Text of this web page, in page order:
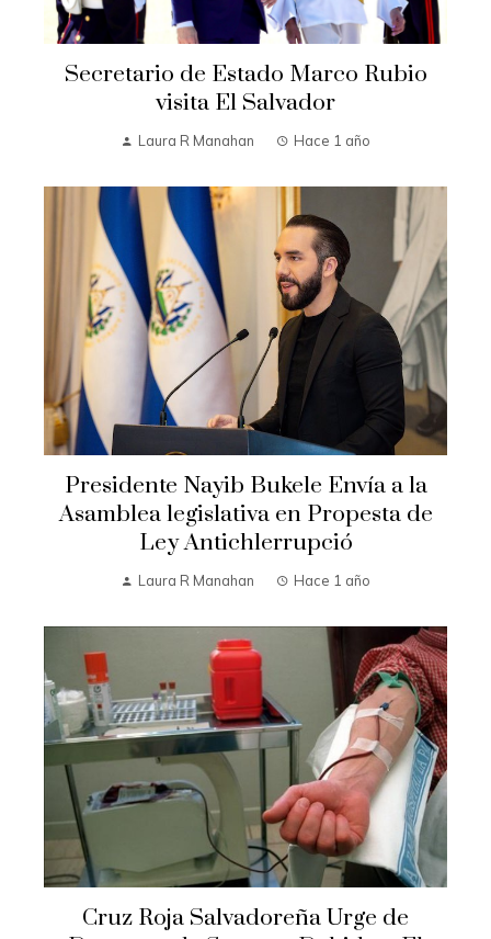
Secretario de Estado Marco Rubio
visita El Salvador
Laura R Manahan Hace 1 año
Presidente Nayib Bukele Envía a la
Asamblea legislativa en Propesta de
Ley Antichlerrupció
Laura R Manahan Hace 1 año
Cruz Roja Salvadoreña Urge de